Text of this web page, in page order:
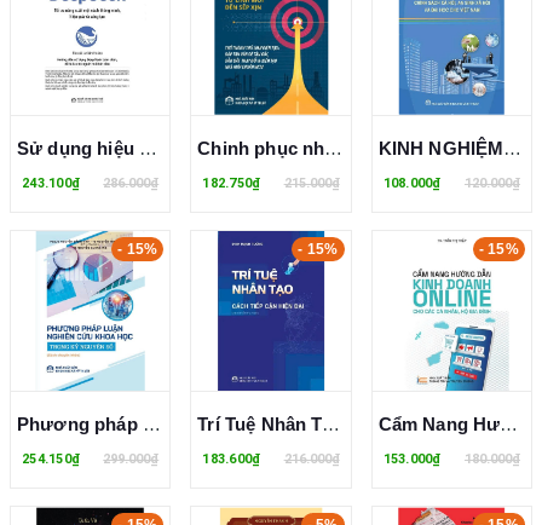
Sử dụng hiệu quả DeepSeek Tối ưu năng suất một cách thông minh, hiệu quả và sáng tạo - Lư Sâm Hoàng
243.100₫ 286.000₫
Chinh phục nhà máy từ lính mới đến sếp xịn - Trở thành thủ lĩnh kiến tạo: Đập tan vấn đề tận gốc, dẫn dắt thay đổi & kiến tạo nhà máy chuẩn WCM
182.750₫ 215.000₫
KINH NGHIỆM CỦA TRUNG QUỐC VỀ XÂY DỰNG CHÍNH SÁCH XÃ HỘI, AN SINH XÃ HỘI VÀ BÀI HỌC CHO VIỆT NAM
108.000₫ 120.000₫
- 15%
Phương pháp luận nghiên cứu khoa học trong kỷ nguyên số - Nguyễn Đăng Tính; Nguyễn Trịnh Chung (đồng chủ biên)
254.150₫ 299.000₫
- 15%
Trí Tuệ Nhân Tạo – Cách Tiếp Cận Hiện Đại - Đinh Mạnh Tường
183.600₫ 216.000₫
- 15%
Cẩm Nang Hướng Dẫn Kinh Doanh Online Cho Các Cá Nhân, Hộ Gia Đình - TS. Trần Thị Thập
153.000₫ 180.000₫